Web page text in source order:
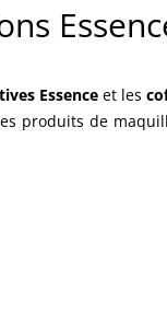
Essence et les
produits de